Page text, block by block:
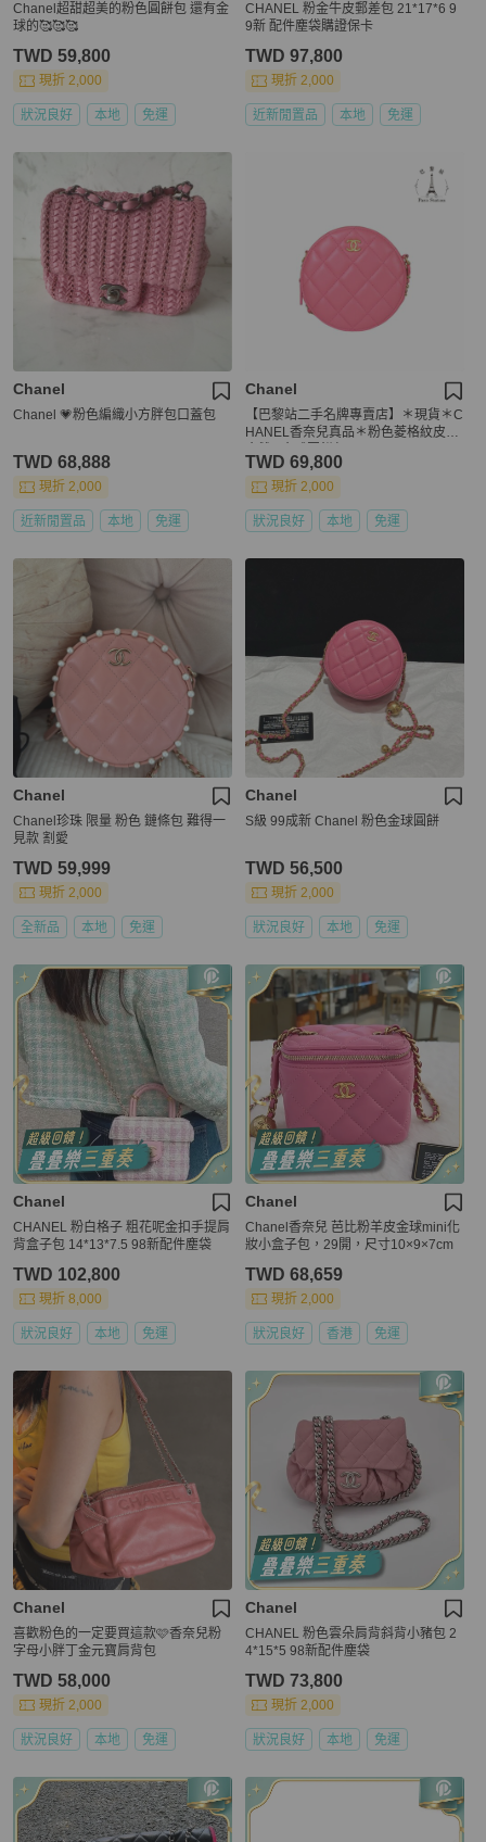
Chanel超甜超美的粉色圓餅包 還有金
球的🥰🥰🥰
TWD 59,800
現折 2,000
狀況良好 本地 免運
CHANEL 粉金牛皮郵差包 21*17*6 9
9新 配件塵袋購證保卡
TWD 97,800
現折 2,000
近新閒置品 本地 免運
Chanel
Chanel 💗粉色編織小方胖包口蓋包
TWD 68,888
現折 2,000
近新閒置品 本地 免運
Chanel
【巴黎站二手名牌專賣店】＊現貨＊C
HANEL香奈兒真品＊粉色菱格紋皮革
TWD 69,800
現折 2,000
狀況良好 本地 免運
Chanel
Chanel珍珠 限量 粉色 鏈條包 難得一
見款 割愛
TWD 59,999
現折 2,000
全新品 本地 免運
Chanel
S級 99成新 Chanel 粉色金球圓餅
TWD 56,500
現折 2,000
狀況良好 本地 免運
Chanel
CHANEL 粉白格子 粗花呢金扣手提肩
背盒子包 14*13*7.5 98新配件塵袋
TWD 102,800
現折 8,000
狀況良好 本地 免運
Chanel
Chanel香奈兒 芭比粉羊皮金球mini化
妝小盒子包，29開，尺寸10×9×7cm
TWD 68,659
現折 2,000
狀況良好 香港 免運
Chanel
喜歡粉色的一定要買這款🩷香奈兒粉
字母小胖丁金元寶肩背包
TWD 58,000
現折 2,000
狀況良好 本地 免運
Chanel
CHANEL 粉色雲朵肩背斜背小豬包 2
4*15*5 98新配件塵袋
TWD 73,800
現折 2,000
狀況良好 本地 免運